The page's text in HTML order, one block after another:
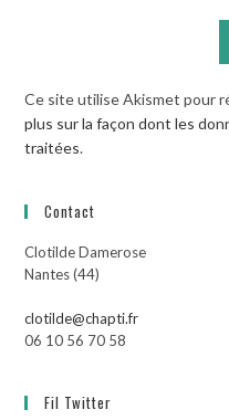
Ce site utilise Akismet pour
plus sur la façon dont les
traitées.
Contact
Clotilde Damerose
Nantes (44)
clotilde@chapti.fr
06 10 56 70 58
Fil Twitter